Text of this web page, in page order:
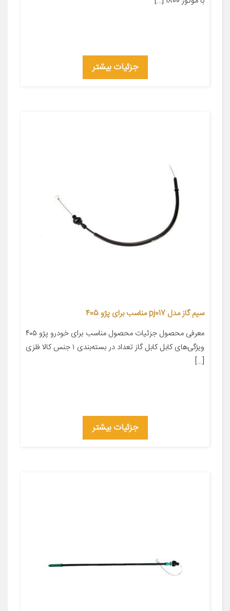
جزئیات بیشتر
سیم گاز مدل pj017 مناسب برای پژو 405
معرفی محصول جزئیات محصول مناسب برای خودرو پژو ۴۰۵
ویژگی‌های کابل کابل گاز تعداد در بسته‌بندی ۱ جنس کالا فلزی
[…]
جزئیات بیشتر